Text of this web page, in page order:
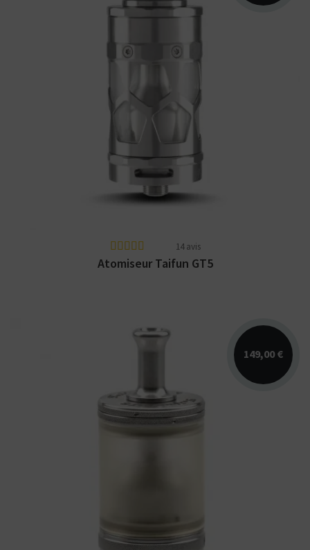
L'atomiseur Taifun GT5 : un reconstructible
high-end fabriqué en Allemagne par
14 avis
Atomiseur Taifun GT5
149,00 €